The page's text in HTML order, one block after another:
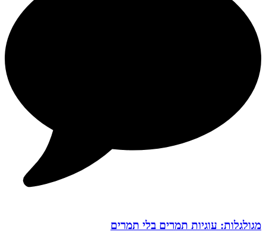
מגולגלות: עוגיות תמרים בלי תמרים